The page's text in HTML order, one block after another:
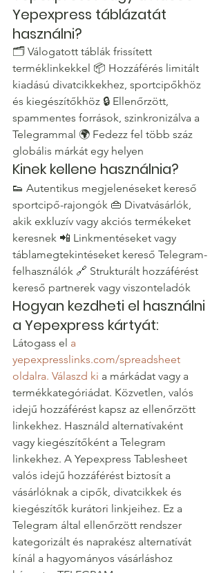
Yepexpress táblázatát
használni?
🗂️ Válogatott táblák frissített
terméklinkekkel 📦 Hozzáférés limitált
kiadású divatcikkekhez, sportcipőkhöz
és kiegészítőkhöz 🔒 Ellenőrzött,
spammentes források, szinkronizálva a
Telegrammal 🌍 Fedezz fel több száz
globális márkát egy helyen
Kinek kellene használnia?
👟 Autentikus megjelenéseket kereső
sportcipő-rajongók 👜 Divatvásárlók,
akik exkluzív vagy akciós termékeket
keresnek 📲 Linkmentéseket vagy
táblamegtekintéseket kereső Telegram-
felhasználók 🔗 Strukturált hozzáférést
kereső partnerek vagy viszonteladók
Hogyan kezdheti el használni
a Yepexpress kártyát:
Látogass el a
yepexpresslinks.com/spreadsheet
oldalra. Válaszd ki a márkádat vagy a
termékkategóriádat. Közvetlen, valós
idejű hozzáférést kapsz az ellenőrzött
linkekhez. Használd alternatívaként
vagy kiegészítőként a Telegram
linkekhez. A Yepexpress Tablesheet
valós idejű hozzáférést biztosít a
vásárlóknak a cipők, divatcikkek és
kiegészítők kurátori linkjeihez. Ez a
Telegram által ellenőrzött rendszer
kategorizált és naprakész alternatívát
kínál a hagyományos vásárláshoz